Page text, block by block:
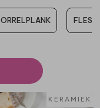
FLES
KERAMIEK